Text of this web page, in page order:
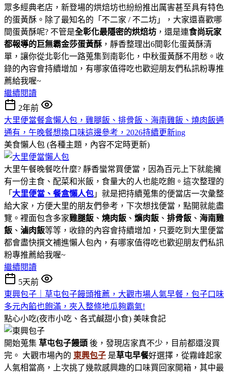
眾多經典老店，新登場的烘焙坊也紛紛推出厲害甚至具有特色
的蛋黃酥。除了最知名的「不二家 / 不二坊」，大家還喜歡哪
間蛋黃酥呢? 不管是全彰化最隱密的烘焙坊 ，還是連食尚玩家
都報導的巨無霸金莎蛋黃酥，靜香整理出6間彰化蛋黃酥清
單，讓你從北彰化一路蒐集到南彰化，中秋蛋黃酥不用愁。收
錄的內容會持續增加，有哪家值得吃也歡迎朋友們私訊粉專推
薦給我喔~
繼續閱讀
2年前
大里便當餐盒懶人包，雞腿飯、排骨飯、海南雞飯、燒肉飯通
通有，午晚餐想換口味這邊參考，2026持續更新ing
美食懶人包 (各種主題，內容不定時更新)
大里午餐晚餐吃什麼? 靜香蠻常買便當，因為百元上下就能擁
有一份主食、配菜和米飯，食量大的人也能吃飽。這次整理的
「 大里便當、餐盒懶人包 」就是把持續蒐集的便當店一次彙整
給大家，方便大里的朋友們參考，下次想找便當，點開就能盡
覽。裡面包含多家雞腿飯 、 燒肉飯 、 爌肉飯 、 排骨飯 、 海南雞
飯 、 滷肉飯等等，收錄的內容會持續增加，只要吃到大里便當
都會盡快撰文補進懶人包內，有哪家值得吃也歡迎朋友們私訊
粉專推薦給我喔~
繼續閱讀
5天前
東興包子｜草屯包子饅頭推薦，大觀市場人氣早餐，包子口味
多元內餡也飽滿，夾入整條地瓜夠霸氣!
點心小吃(夜市小吃、各式鹹甜小食) 美味食記
開始蒐集 草屯包子饅頭 後，發現店家真不少，目前都還沒買
完。 大觀市場內的 東興包子 是草屯早餐好選擇，從霧峰起家
人氣相當高，上次挑了幾款感興趣的口味買回家開箱，其中最